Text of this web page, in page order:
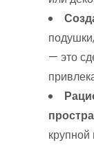
— это